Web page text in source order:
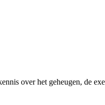
over het geheugen, de